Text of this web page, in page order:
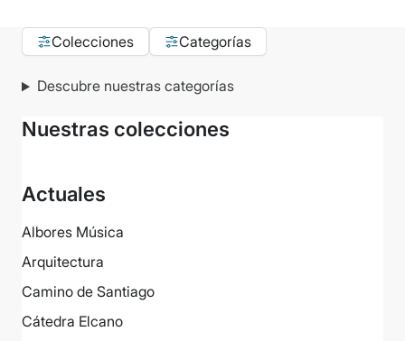
Colecciones Categorías
Descubre nuestras categorías
Nuestras colecciones
Actuales
Albores Música
Arquitectura
Camino de Santiago
Cátedra Elcano